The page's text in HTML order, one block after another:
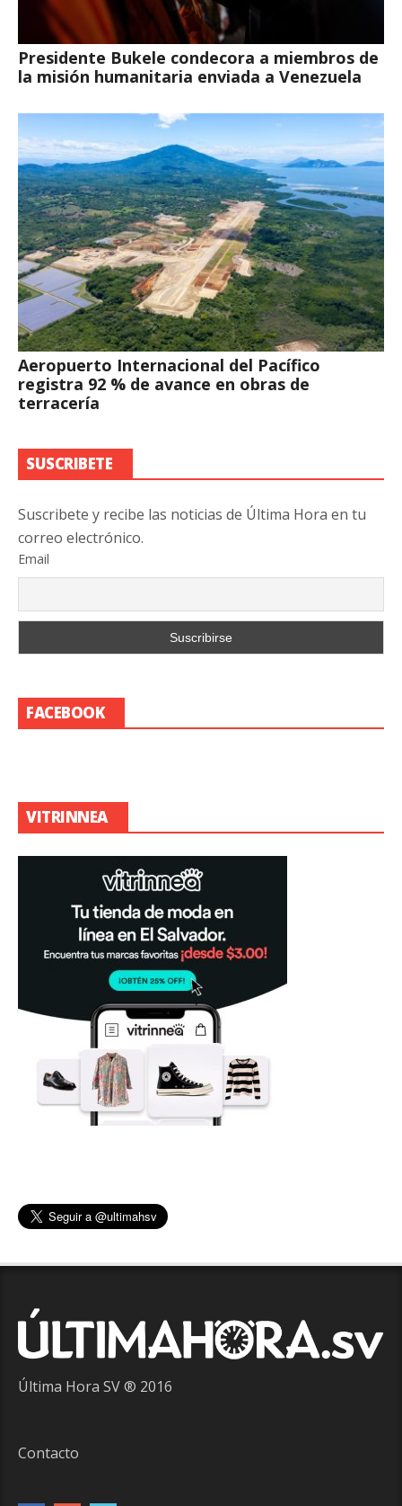
Presidente Bukele condecora a miembros de
la misión humanitaria enviada a Venezuela
Aeropuerto Internacional del Pacífico
registra 92 % de avance en obras de
terracería
SUSCRIBETE
Suscribete y recibe las noticias de Última Hora en tu
correo electrónico.
Email
FACEBOOK
VITRINNEA
Última Hora SV ® 2016
Contacto